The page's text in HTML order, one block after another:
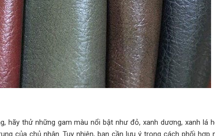
hãy thử những gam màu nổi bật như đỏ, xanh dương, xanh lá